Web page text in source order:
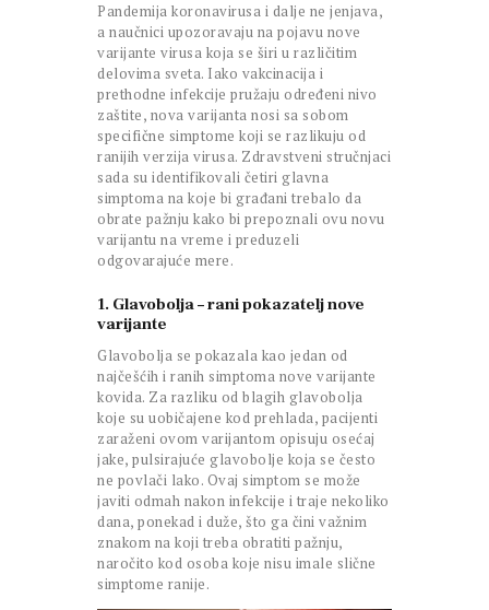
Pandemija koronavirusa i dalje ne jenjava,
a naučnici upozoravaju na pojavu nove
varijante virusa koja se širi u različitim
delovima sveta. Iako vakcinacija i
prethodne infekcije pružaju određeni nivo
zaštite, nova varijanta nosi sa sobom
specifične simptome koji se razlikuju od
ranijih verzija virusa. Zdravstveni stručnjaci
sada su identifikovali četiri glavna
simptoma na koje bi građani trebalo da
obrate pažnju kako bi prepoznali ovu novu
varijantu na vreme i preduzeli
odgovarajuće mere.
1. Glavobolja – rani pokazatelj nove
varijante
Glavobolja se pokazala kao jedan od
najčešćih i ranih simptoma nove varijante
kovida. Za razliku od blagih glavobolja
koje su uobičajene kod prehlada, pacijenti
zaraženi ovom varijantom opisuju osećaj
jake, pulsirajuće glavobolje koja se često
ne povlači lako. Ovaj simptom se može
javiti odmah nakon infekcije i traje nekoliko
dana, ponekad i duže, što ga čini važnim
znakom na koji treba obratiti pažnju,
naročito kod osoba koje nisu imale slične
simptome ranije.